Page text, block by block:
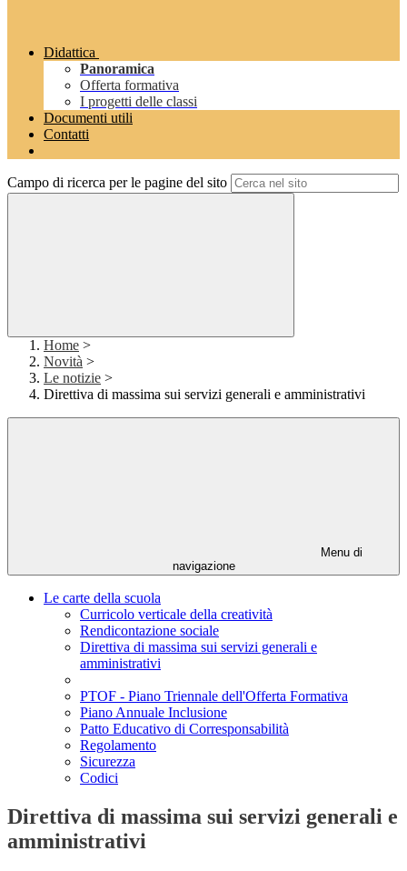
Didattica
Panoramica
Offerta formativa
I progetti delle classi
Documenti utili
Contatti
Campo di ricerca per le pagine del sito
Home >
Novità >
Le notizie >
Direttiva di massima sui servizi generali e amministrativi
Menu di
navigazione
Le carte della scuola
Curricolo verticale della creatività
Rendicontazione sociale
Direttiva di massima sui servizi generali e
amministrativi
PTOF - Piano Triennale dell'Offerta Formativa
Piano Annuale Inclusione
Patto Educativo di Corresponsabilità
Regolamento
Sicurezza
Codici
Direttiva di massima sui servizi generali e
amministrativi